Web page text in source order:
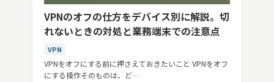
VPNのオフの仕方をデバイス別に解説。切
れないときの対処と業務端末での注意点
VPN
VPNをオフにする前に押さえておきたいこと VPNをオフ
にする操作そのものは、ど…